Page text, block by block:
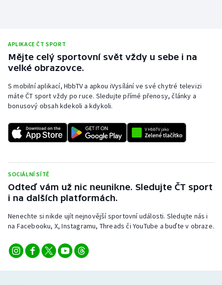
APLIKACE ČT SPORT
Mějte celý sportovní svět vždy u sebe i na
velké obrazovce.
S mobilní aplikací, HbbTV a apkou iVysílání ve své chytré televizi
máte ČT sport vždy po ruce. Sledujte přímé přenosy, články a
bonusový obsah kdekoli a kdykoli.
SOCIÁLNÍ SÍTĚ
Odteď vám už nic neunikne. Sledujte ČT sport
i na dalších platformách.
Nenechte si nikde ujít nejnovější sportovní události. Sledujte nás i
na Facebooku, X, Instagramu, Threads či YouTube a buďte v obraze.